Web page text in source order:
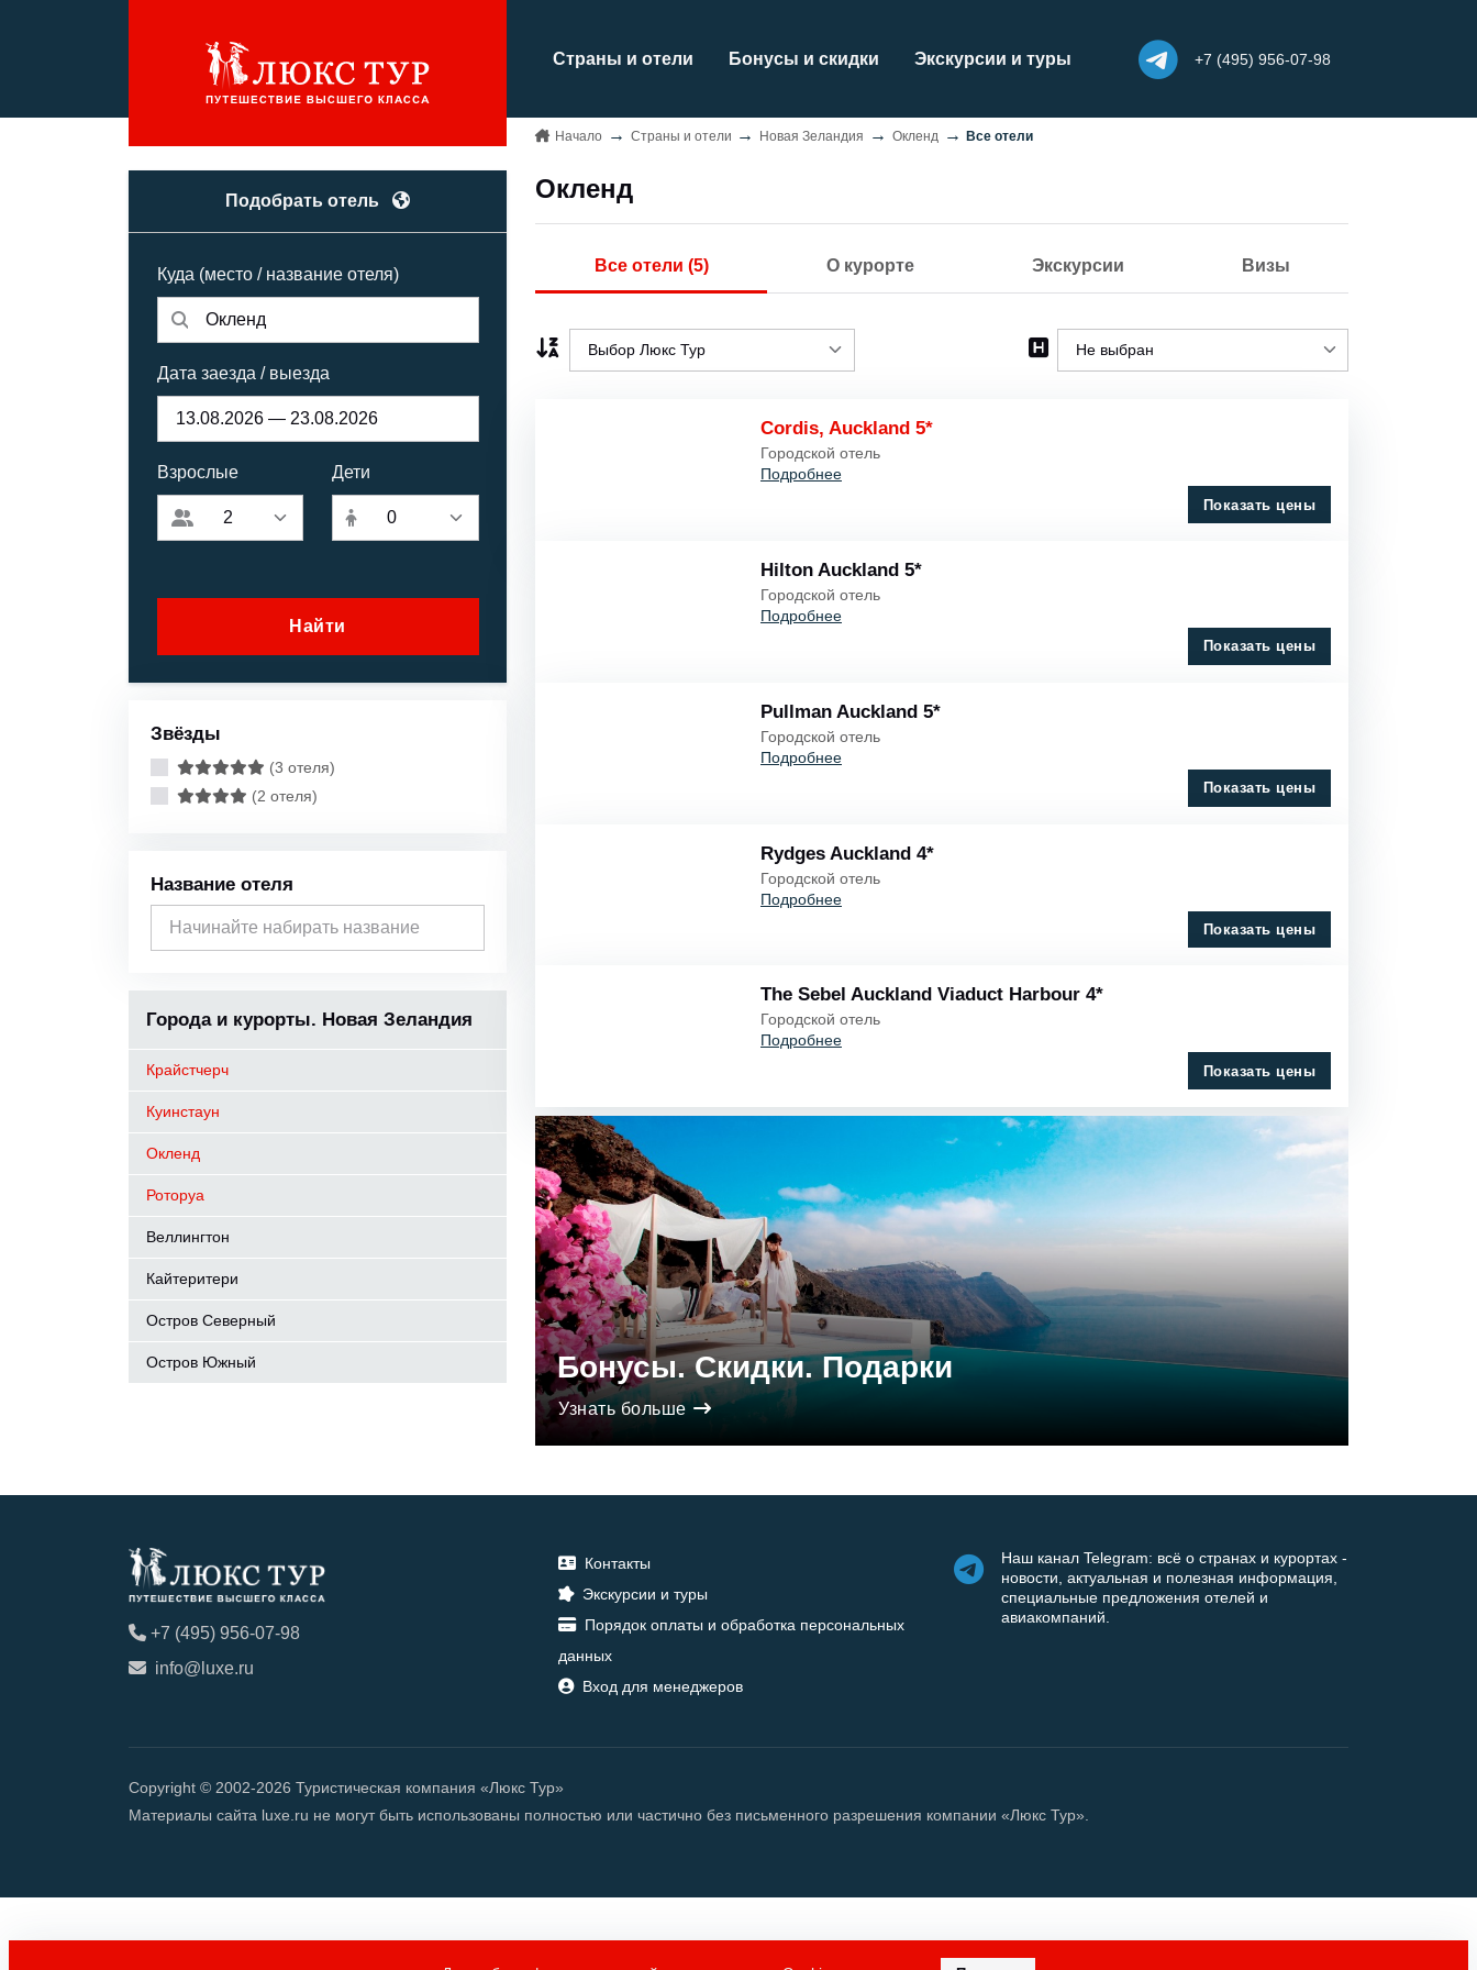
Страны и отели Бонусы и скидки Экскурсии и туры +7 (495) 956-07-98
Подобрать отель
Куда (место / название отеля)
Дата заезда / выезда
Взрослые Дети
Найти
Звёзды
(3 отеля)
(2 отеля)
Название отеля
Города и курорты. Новая Зеландия
Крайстчерч
Куинстаун
Окленд
Роторуа
Веллингтон
Кайтеритери
Остров Северный
Остров Южный
Начало Страны и отели Новая Зеландия Окленд Все отели
Окленд
Все отели (5) О курорте Экскурсии Визы
Выбор Люкс Тур Не выбран
Cordis, Auckland 5*
Городской отель
Подробнее
Показать цены
Hilton Auckland 5*
Городской отель
Подробнее
Показать цены
Pullman Auckland 5*
Городской отель
Подробнее
Показать цены
Rydges Auckland 4*
Городской отель
Подробнее
Показать цены
The Sebel Auckland Viaduct Harbour 4*
Городской отель
Подробнее
Показать цены
Бонусы. Скидки. Подарки
Узнать больше
+7 (495) 956-07-98
info@luxe.ru
Контакты
Экскурсии и туры
Порядок оплаты и обработка персональных
данных
Вход для менеджеров
Наш канал Telegram: всё о странах и курортах -
новости, актуальная и полезная информация,
специальные предложения отелей и
авиакомпаний.
Copyright © 2002-2026 Туристическая компания «Люкс Тур»
Материалы сайта luxe.ru не могут быть использованы полностью или частично без письменного разрешения компании «Люкс Тур».